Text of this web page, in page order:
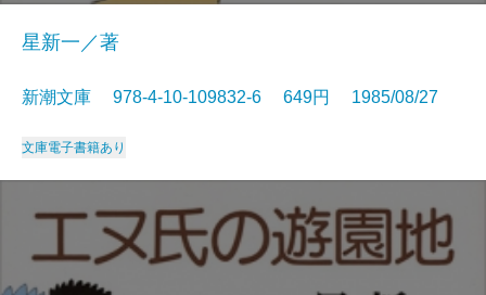
星新一／著
新潮文庫 978-4-10-109832-6 649円 1985/08/27
文庫電子書籍あり